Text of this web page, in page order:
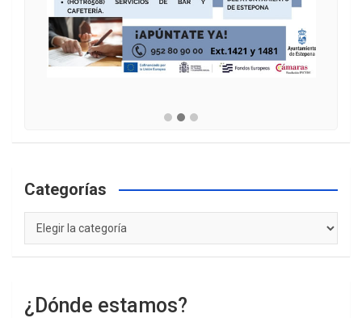
Categorías
Categorías
¿Dónde estamos?